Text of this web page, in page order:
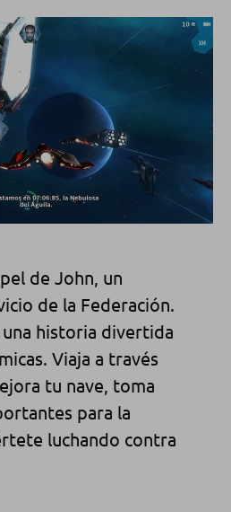
de John, un
de la Federación.
historia divertida
Viaja a través
tu nave, toma
para la
luchando contra